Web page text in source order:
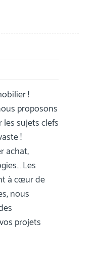
!
proposons
sujets clefs
!
achat,
Les
à cœur de
nous
projets